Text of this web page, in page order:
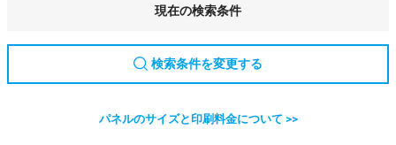
現在の検索条件
検索条件を変更する
パネルのサイズと印刷料金について >>